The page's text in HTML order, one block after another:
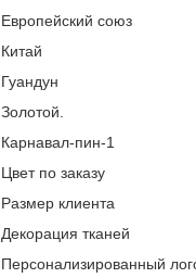
Европейский союз
Китай
Гуандун
Золотой.
Карнавал-пин-1
Цвет по заказу
Размер клиента
Декорация тканей
Персонализированный